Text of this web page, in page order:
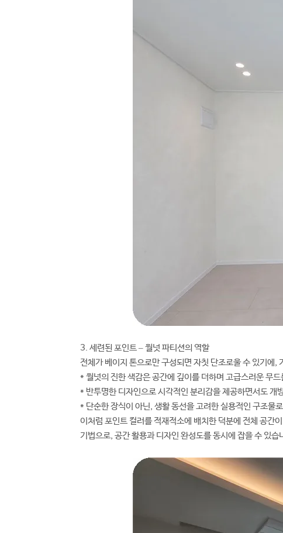
3. 세련된 포인트 – 월넛 파티션의 역할
전체가 베이지 톤으로만 구성되면 자칫 단조로울 수 있기에,
* 월넛의 진한 색감은 공간에 깊이를 더하며 고급스러운 무드
* 반투명한 디자인으로 시각적인 분리감을 제공하면서도 개
* 단순한 장식이 아닌, 생활 동선을 고려한 실용적인 구조물
이처럼 포인트 컬러를 적재적소에 배치한 덕분에 전체 공간
기법으로, 공간 활용과 디자인 완성도를 동시에 잡을 수 있습